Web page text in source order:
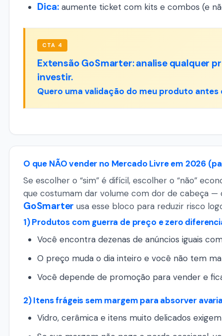
Dica: aumente ticket com kits e combos (e
CTA 4
Extensão GoSmarter: analise qualquer
investir.
Quero uma validação do meu produto
O que NÃO vender no Mercado Livre em 2026
Se escolher o “sim” é difícil, escolher o “não”
que costumam dar volume com dor de cabeça
GoSmarter usa esse bloco para reduzir risco
1) Produtos com guerra de preço e zero
Você encontra dezenas de anúncios iguais
O preço muda o dia inteiro e você não tem
Você depende de promoção para vender e
2) Itens frágeis sem margem para absorver
Vidro, cerâmica e itens muito delicados